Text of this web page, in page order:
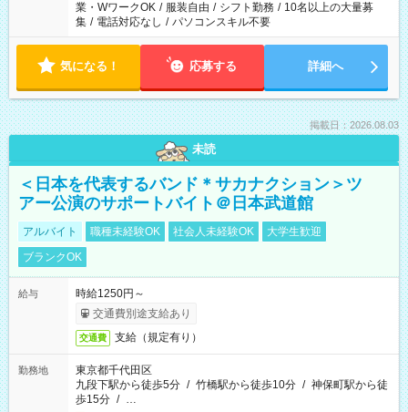
業・WワークOK / 服装自由 / シフト勤務 / 10名以上の大量募
集 / 電話対応なし / パソコンスキル不要
気になる！ 応募する 詳細へ
掲載日：2026.08.03
未読
＜日本を代表するバンド＊サカナクション＞ツ
アー公演のサポートバイト＠日本武道館
アルバイト 職種未経験OK 社会人未経験OK
大学生歓迎
ブランクOK
給与
時給1250円～
交通費別途支給あり
交通費 支給（規定有り）
勤務地
東京都千代田区
九段下駅から徒歩5分 / 竹橋駅から徒歩10分 / 神保町駅から徒
歩15分 / …